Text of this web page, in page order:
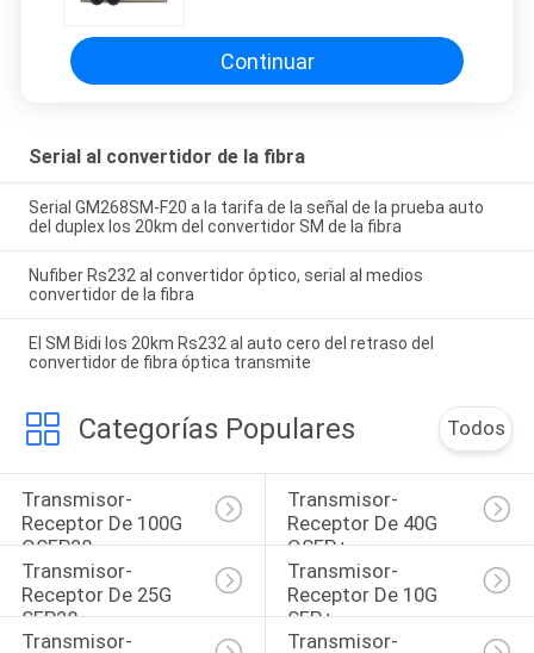
Continuar
Serial al convertidor de la fibra
Serial GM268SM-F20 a la tarifa de la señal de la prueba auto
del duplex los 20km del convertidor SM de la fibra
Nufiber Rs232 al convertidor óptico, serial al medios
convertidor de la fibra
El SM Bidi los 20km Rs232 al auto cero del retraso del
convertidor de fibra óptica transmite
Categorías Populares Todos
Transmisor-
Receptor De 100G
QSFP28
Transmisor-
Receptor De 40G
QSFP+
Transmisor-
Receptor De 25G
SFP28
Transmisor-
Receptor De 10G
SFP+
Transmisor-
Transmisor-